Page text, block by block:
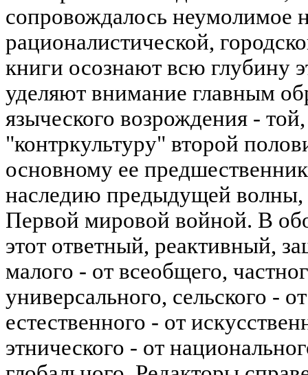
сопровождалось неумолимое
рационалистической,
книги осознают всю глубину
уделяют внимание главным
языческого возрождения -
"контркультуру" второй
основному ее
наследию предыдущей волны,
Первой мировой войной. В
этот ответный, реактивный,
малого - от всеобщего,
универсального, сельского -
естественного - от
этнического - от